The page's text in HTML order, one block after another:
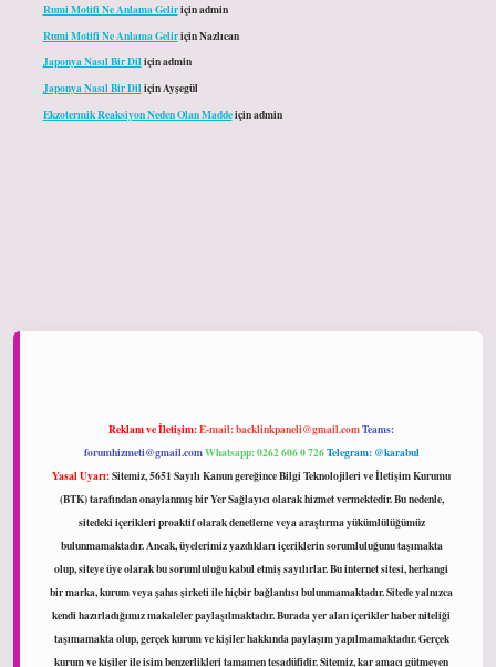
Rumi Motifi Ne Anlama Geliriçinadmin
Rumi Motifi Ne Anlama GeliriçinNazlıcan
Japonya Nasıl Bir Diliçinadmin
Japonya Nasıl Bir DiliçinAyşegül
Ekzotermik Reaksiyon Neden Olan Maddeiçinadmin
Reklam ve İletişim:E-mail:backlinkpaneli@gmail.comTeams:
forumhizmeti@gmail.comWhatsapp: 0262 606 0 726Telegram: @karabul
Yasal Uyarı:Sitemiz, 5651 Sayılı Kanun gereğince Bilgi Teknolojileri ve İletişim Kurumu
(BTK) tarafından onaylanmış bir Yer Sağlayıcı olarak hizmet vermektedir. Bu nedenle,
sitedeki içerikleri proaktif olarak denetleme veya araştırma yükümlülüğümüz
bulunmamaktadır. Ancak, üyelerimiz yazdıkları içeriklerin sorumluluğunu taşımakta
olup, siteye üye olarak bu sorumluluğu kabul etmiş sayılırlar. Bu internet sitesi, herhangi
bir marka, kurum veya şahıs şirketi ile hiçbir bağlantısı bulunmamaktadır. Sitede yalnızca
kendi hazırladığımız makaleler paylaşılmaktadır. Burada yer alan içerikler haber niteliği
taşımamakta olup, gerçek kurum ve kişiler hakkında paylaşım yapılmamaktadır. Gerçek
kurum ve kişiler ile isim benzerlikleri tamamen tesadüfidir. Sitemiz, kar amacı gütmeyen